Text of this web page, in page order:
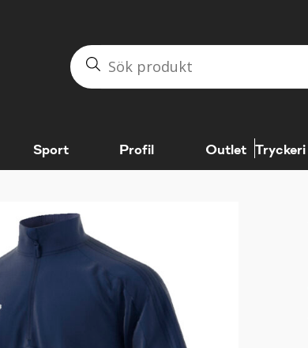
Sport Profil Outlet Tryckeri